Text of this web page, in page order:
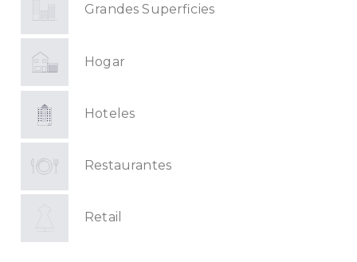
Grandes Superficies
Hogar
Hoteles
Restaurantes
Retail